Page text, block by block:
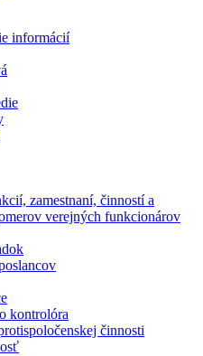
informácií
zamestnaní, činností a
verejných funkcionárov
kontrolóra
činnosti